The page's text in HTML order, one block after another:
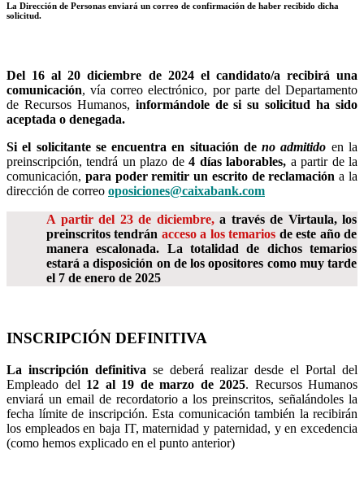
La Dirección de Personas enviará un correo de confirmación de haber recibido dicha
solicitud.
Del 16 al 20 diciembre de 2024 el candidato/a recibirá una
comunicación, vía correo electrónico, por parte del Departamento
de Recursos Humanos, informándole de si su solicitud ha sido
aceptada o denegada.
Si el solicitante se encuentra en situación deno admitido en la
preinscripción, tendrá un plazo de4 días laborables, a partir de la
comunicación, para poder remitir un escrito de reclamación a la
dirección de correo oposiciones@caixabank.com
A partir del 23 de diciembre, a través de Virtaula, los
preinscritos tendrán acceso a los temarios de este año de
manera escalonada. La totalidad de dichos temarios
estará a disposición on de los opositores como muy tarde
el 7 de enero de 2025
INSCRIPCIÓN DEFINITIVA
La inscripción definitiva se deberá realizar desde el Portal del
Empleado del 12 al 19 de marzo de 2025. Recursos Humanos
enviará un email de recordatorio a los preinscritos, señalándoles la
fecha límite de inscripción. Esta comunicación también la recibirán
los empleados en baja IT, maternidad y paternidad, y en excedencia
(como hemos explicado en el punto anterior)